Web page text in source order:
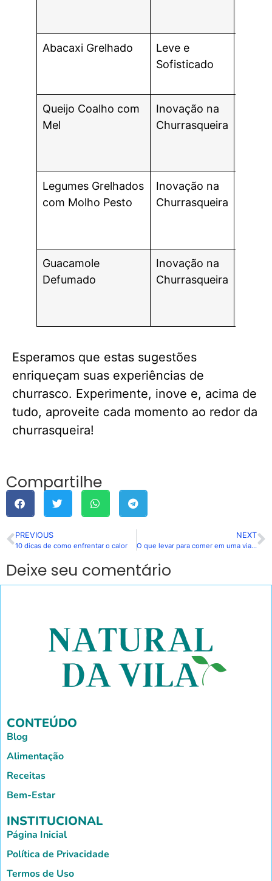
Abacaxi Grelhado
Leve e
Sofisticado
Queijo Coalho com
Mel
Inovação na
Churrasqueira
Legumes Grelhados
com Molho Pesto
Inovação na
Churrasqueira
Guacamole
Defumado
Inovação na
Churrasqueira
Esperamos que estas sugestões
enriqueçam suas experiências de
churrasco. Experimente, inove e, acima de
tudo, aproveite cada momento ao redor da
churrasqueira!
Compartilhe
PREVIOUS
10 dicas de como enfrentar o calor
NEXT
O que levar para comer em uma viagem?
Deixe seu comentário
CONTEÚDO
Blog
Alimentação
Receitas
Bem-Estar
INSTITUCIONAL
Página Inicial
Política de Privacidade
Termos de Uso